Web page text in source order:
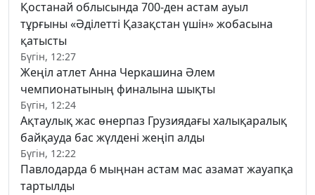
Қостанай облысында 700-ден астам ауыл
тұрғыны «Әділетті Қазақстан үшін» жобасына
қатысты
Бүгін, 12:27
Жеңіл атлет Анна Черкашина Әлем
чемпионатының финалына шықты
Бүгін, 12:24
Ақтаулық жас өнерпаз Грузиядағы халықаралық
байқауда бас жүлдені жеңіп алды
Бүгін, 12:22
Павлодарда 6 мыңнан астам мас азамат жауапқа
тартылды